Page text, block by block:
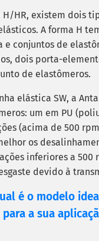
HR, existem dois
A forma H
conjuntos de
dois porta-
de elastômeros.
elástica SW, a
um em PU
(acima de 500
os
inferiores a 500
devido à
é o modelo
a sua